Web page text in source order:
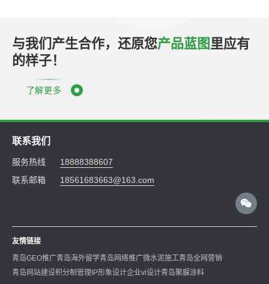
与我们产生合作，还原您产品蓝图里应有
的样子！
了解更多
联系我们
服务热线
18888388607
联系邮箱
18561683663@163.com
友情链接
青岛GEO推广青岛海外留学青岛网络推广微水泥施工青岛全网营销
青岛网站建设积分制管理 IP形象设计企业vi设计青岛聚脲涂料